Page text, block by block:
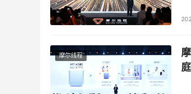
完整封装起来。就像相关技术专家所概
类、60多种类型、超50TB高质量数据
它输出的已不再是孤立的技术模块或
一架构的普适性，不仅能扩展到国内其
径，推动清洁能源与智能算力的深度融合
摩尔线程